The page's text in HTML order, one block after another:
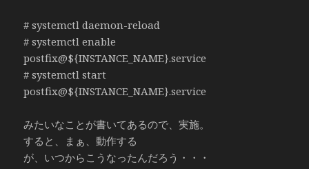
# systemctl daemon-reload
# systemctl enable
postfix@${INSTANCE_NAME}.service
# systemctl start
postfix@${INSTANCE_NAME}.service
みたいなことが書いてあるので、実施。
すると、まぁ、動作する
が、いつからこうなったんだろう・・・